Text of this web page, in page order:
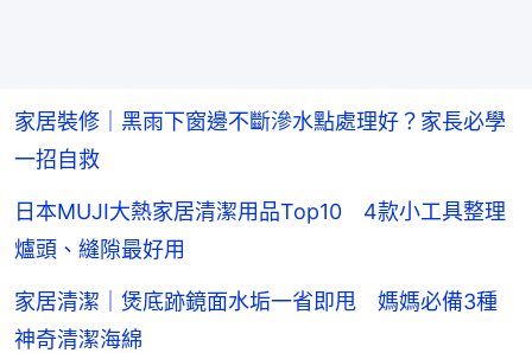
家居裝修｜黑雨下窗邊不斷滲水點處理好？家長必學
一招自救
日本MUJI大熱家居清潔用品Top10 4款小工具整理
爐頭、縫隙最好用
家居清潔｜煲底跡鏡面水垢一省即甩 媽媽必備3種
神奇清潔海綿